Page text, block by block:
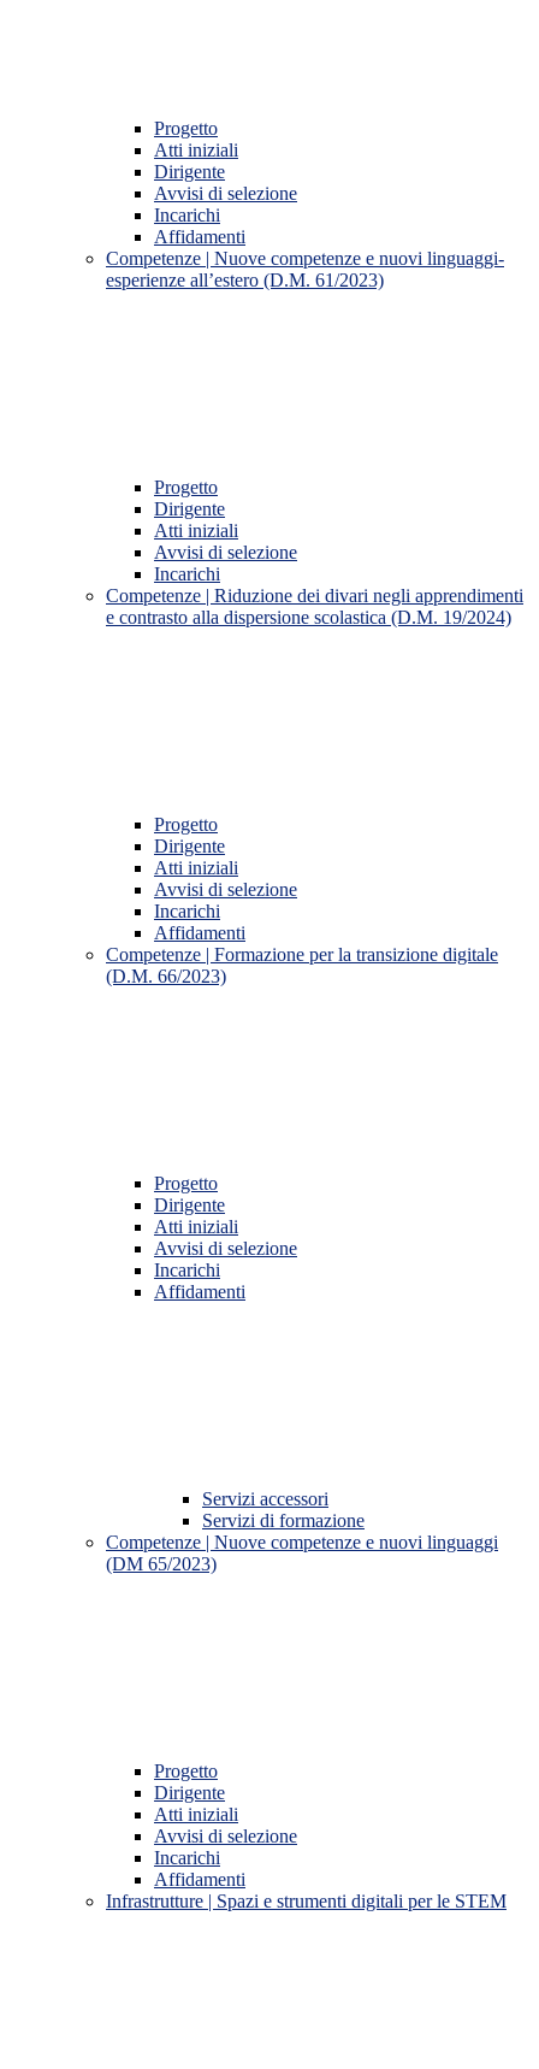
Progetto
Atti iniziali
Dirigente
Avvisi di selezione
Incarichi
Affidamenti
Competenze | Nuove competenze e nuovi linguaggi-
esperienze all’estero (D.M. 61/2023)
Progetto
Dirigente
Atti iniziali
Avvisi di selezione
Incarichi
Competenze | Riduzione dei divari negli apprendimenti
e contrasto alla dispersione scolastica (D.M. 19/2024)
Progetto
Dirigente
Atti iniziali
Avvisi di selezione
Incarichi
Affidamenti
Competenze | Formazione per la transizione digitale
(D.M. 66/2023)
Progetto
Dirigente
Atti iniziali
Avvisi di selezione
Incarichi
Affidamenti
Servizi accessori
Servizi di formazione
Competenze | Nuove competenze e nuovi linguaggi
(DM 65/2023)
Progetto
Dirigente
Atti iniziali
Avvisi di selezione
Incarichi
Affidamenti
Infrastrutture | Spazi e strumenti digitali per le STEM